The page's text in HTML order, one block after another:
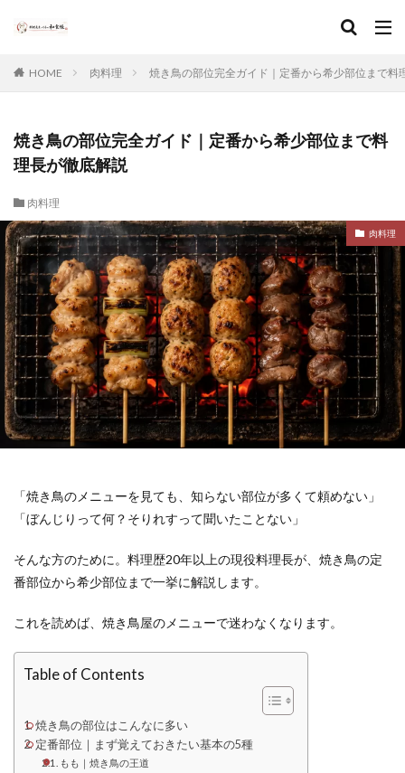
HOME 肉料理 焼き鳥の部位完全ガイド｜定番から希少部位まで料
焼き鳥の部位完全ガイド｜定番から希少部位まで料
理長が徹底解説
肉料理
肉料理
「焼き鳥のメニューを見ても、知らない部位が多くて頼めない」
「ぼんじりって何？そりれすって聞いたことない」
そんな方のために。料理歴20年以上の現役料理長が、焼き鳥の定
番部位から希少部位まで一挙に解説します。
これを読めば、焼き鳥屋のメニューで迷わなくなります。
Table of Contents
焼き鳥の部位はこんなに多い
定番部位｜まず覚えておきたい基本の5種
もも｜焼き鳥の王道